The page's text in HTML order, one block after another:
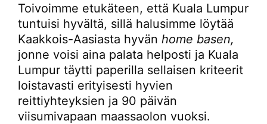
Toivoimme etukäteen, että Kuala Lumpur
tuntuisi hyvältä, sillä halusimme löytää
Kaakkois-Aasiasta hyvän home basen,
jonne voisi aina palata helposti ja Kuala
Lumpur täytti paperilla sellaisen kriteerit
loistavasti erityisesti hyvien
reittiyhteyksien ja 90 päivän
viisumivapaan maassaolon vuoksi.